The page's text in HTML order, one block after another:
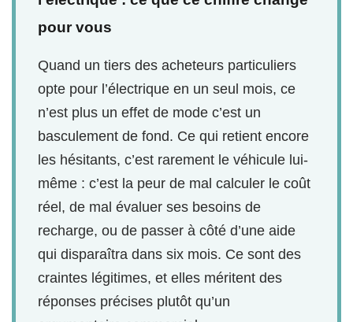
pour vous
Quand un tiers des acheteurs particuliers
opte pour l’électrique en un seul mois, ce
n’est plus un effet de mode c’est un
basculement de fond. Ce qui retient encore
les hésitants, c’est rarement le véhicule lui-
même : c’est la peur de mal calculer le coût
réel, de mal évaluer ses besoins de
recharge, ou de passer à côté d’une aide
qui disparaîtra dans six mois. Ce sont des
craintes légitimes, et elles méritent des
réponses précises plutôt qu’un